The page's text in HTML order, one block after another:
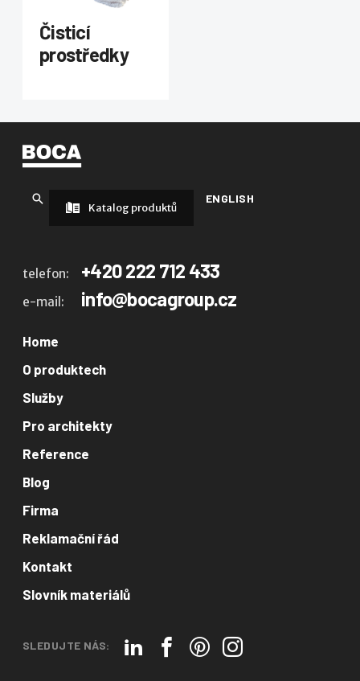
Čisticí
prostředky
ENGLISH
Katalog produktů
telefon: +420 222 712 433
e-mail: info@bocagroup.cz
Home
O produktech
Služby
Pro architekty
Reference
Blog
Firma
Reklamační řád
Kontakt
Slovník materiálů
SLEDUJTE NÁS: